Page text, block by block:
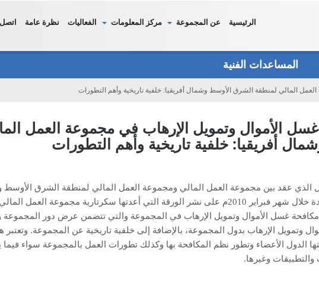
الرئيسية
عن المجموعة مركز المعلومات الفعاليات نظرة عامة اتصل
المساعدات الفنية
المالي لمنطقة الشرق الأوسط وشمال أفريقيا: خلفية تاريخية وأهم التطورات
الأموال وتمويل الإرهاب في مجموعة العمل
أفريقيا: خلفية تاريخية وأهم التطورات
الذي عقد بين مجموعة العمل المالي ومجموعة العمل المالي لمنطقة الشرق
بدولة الإمارات العربية المتحدة خلال شهر فبراير 2010م على نشر الورقة التي أعدتها سكرتارية
غسل الأموال وتمويل الإرهاب في المجموعة والتي تتضمن عرض دور المجموعة
وتمويل الإرهاب بدول المجموعة، بالإضافة إلى خلفية تاريخية عن المجموعة. وتعتبر
الدول الأعضاء وتطور نظم المكافحة بها وكذلك تطورات العمل بالمجموعة سواء فيما
والتطبيقات وغيرها.